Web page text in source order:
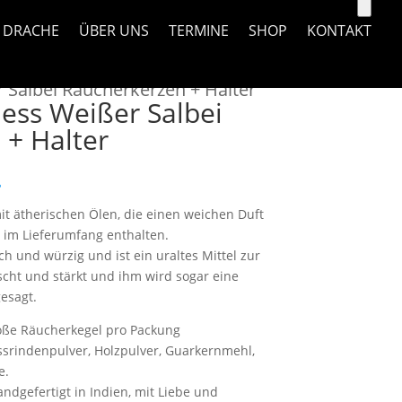
ÜBER UNS TERMINE SHOP KONTAKT
Räucherkerzen + Halter
Weißer Salbei
+ Halter
ätherischen Ölen, die einen weichen Duft
Lieferumfang enthalten.
und würzig und ist ein uraltes Mittel zur
und stärkt und ihm wird sogar eine
Räucherkegel pro Packung
Holzpulver, Guarkernmehl,
in Indien, mit Liebe und